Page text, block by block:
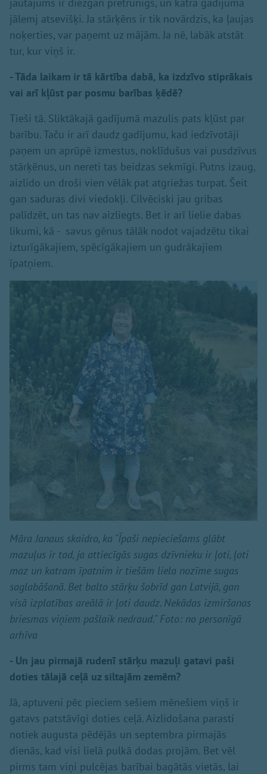
jālemj atsevišķi. Ja stārķēns ir tik novārdzis, ka ļaujas
noķerties, var paņemt uz mājām. Ja nē, labāk atstāt
tur, kur viņš ir.
- Tāda laikam ir tā kārtība dabā, ka izdzīvo stiprākais
vai arī kļūst par posmu barības ķēdē?
Tieši tā. Sliktākajā gadījumā mazulis pats kļūst par
barību. Taču ir arī daudz gadījumu, kad iedzīvotāji
paņem un aprūpē izmestus, noklīdušus vai pusdzīvus
stārķēnus, un nereti tas beidzas sekmīgi. Putns izaug,
aizlido un droši vien vēlāk pat atgriežas turpat. Šeit
gan saduras divi viedokļi. Cilvēciski jau gribas
palīdzēt, un tas nav aizliegts. Bet ir arī lielie dabas
likumi, kā - savus gēnus tālāk nodot vajadzētu tikai
izturīgākajiem, spēcīgākajiem un gudrākajiem
īpatņiem.
Māra Janaus skaidro, ka "Īpaši nepieciešams glābt
mazuļus ir tad, ja attiecīgās sugas dzīvnieku ir ļoti, ļoti
maz un katram īpatnim ir tiešām liela nozīme sugas
saglabāšanā. Bet balto stārķu šobrīd gan Latvijā, gan
visā izplatības areālā ir ļoti daudz. Nekādas izmiršanas
briesmas viņiem pašlaik nedraud." Foto: no personīgā
arhīva
- Un jau pirmajā rudenī stārķu mazuļi gatavi paši
doties tālajā ceļā uz siltajām zemēm?
Jā, aptuveni pēc pieciem sešiem mēnešiem viņš ir
gatavs patstāvīgi doties ceļā. Aizlidošana parasti
notiek augusta pēdējās un septembra pirmajās
dienās, kad visi lielā pulkā dodas projām. Bet vēl
pirms tam viņi pulcējas barībai bagātās vietās, lai